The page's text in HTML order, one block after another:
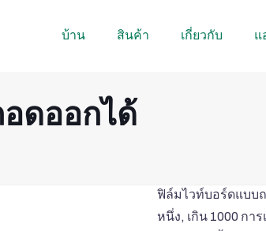
บ้าน สินค้า เกี่ยวกับ แ
ดออกได้
ฟิล์มไวท์บอร์ดแบบ
หนึ่ง, เกิน 1000 กา